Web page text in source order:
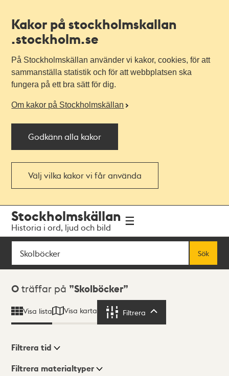
Kakor på stockholmskallan
.stockholm.se
På Stockholmskällan använder vi kakor, cookies, för att
sammanställa statistik och för att webbplatsen ska
fungera på ett bra sätt för dig.
Om kakor på Stockholmskällan
Godkänn alla kakor
Välj vilka kakor vi får använda
navigationen
huvudinnehållet
Stockholmskällan
Historia i ord, ljud och bild
Sök
Sök
Sökresultat
0 träffar på Skolböcker
Visa lista Visa karta Filtrera
Visningsläge
Filtrera tid
Filtrera materialtyper